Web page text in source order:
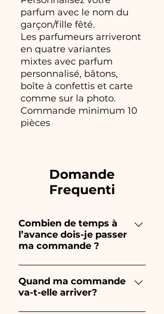
parfum avec le nom du
garçon/fille fêté.
Les parfumeurs arriveront
en quatre variantes
mixtes avec parfum
personnalisé, bâtons,
boîte à confettis et carte
comme sur la photo.
Commande minimum 10
pièces
Domande
Frequenti
Combien de temps à
l’avance dois-je passer
ma commande ?
Ceramiche Ania crée et peint
entièrement à la main, donc
leur création prend beaucoup
Quand ma commande
va-t-elle arriver?